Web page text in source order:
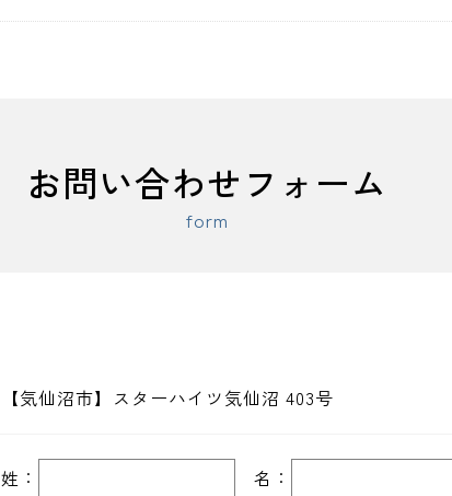
お問い合わせフォーム
form
【気仙沼市】スターハイツ気仙沼 403号
姓： 名：